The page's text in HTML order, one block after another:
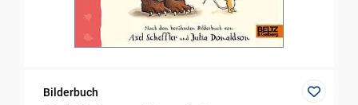
Bilderbuch